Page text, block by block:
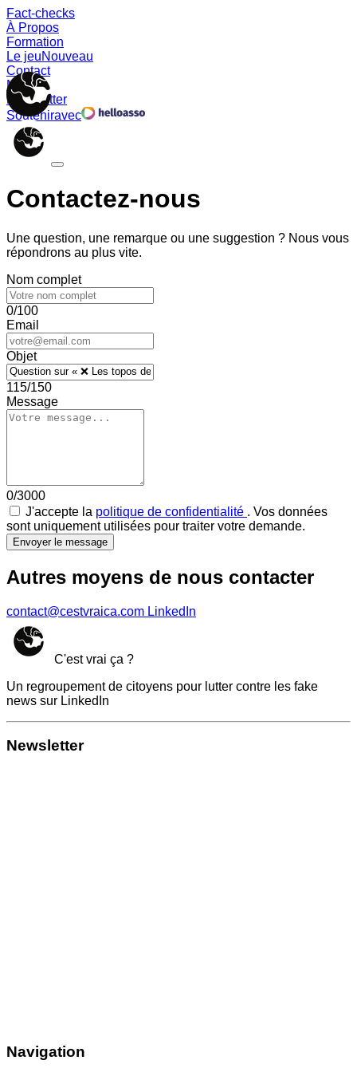
Fact-checks
À Propos
Formation
Le jeuNouveau
Contact
Memes
Newsletter
Souteniravec
Contactez-nous
Une question, une remarque ou une suggestion ? Nous vous
répondrons au plus vite.
Nom complet
0/100
Email
Objet
115/150
Message
0/3000
J'accepte la politique de confidentialité . Vos données
sont uniquement utilisées pour traiter votre demande.
Envoyer le message
Autres moyens de nous contacter
contact@cestvraica.com LinkedIn
C'est vrai ça ?
Un regroupement de citoyens pour lutter contre les fake
news sur LinkedIn
Newsletter
Navigation